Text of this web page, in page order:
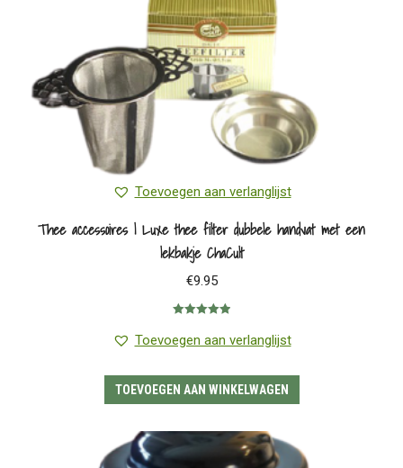
Toevoegen aan verlanglijst
Thee accessoires | Luxe thee filter dubbele handvat met een
lekbakje ChaCult
€9.95
5.00 uit 5
Toevoegen aan verlanglijst
TOEVOEGEN AAN WINKELWAGEN